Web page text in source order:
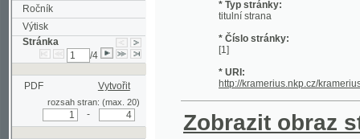
Výtisk
Stránka
PDF Vytvořit
rozsah stran: (max. 20)
* Číslo stránky:
* URI:
http://kramerius.nkp.cz/kramerius/
Zobrazit obraz